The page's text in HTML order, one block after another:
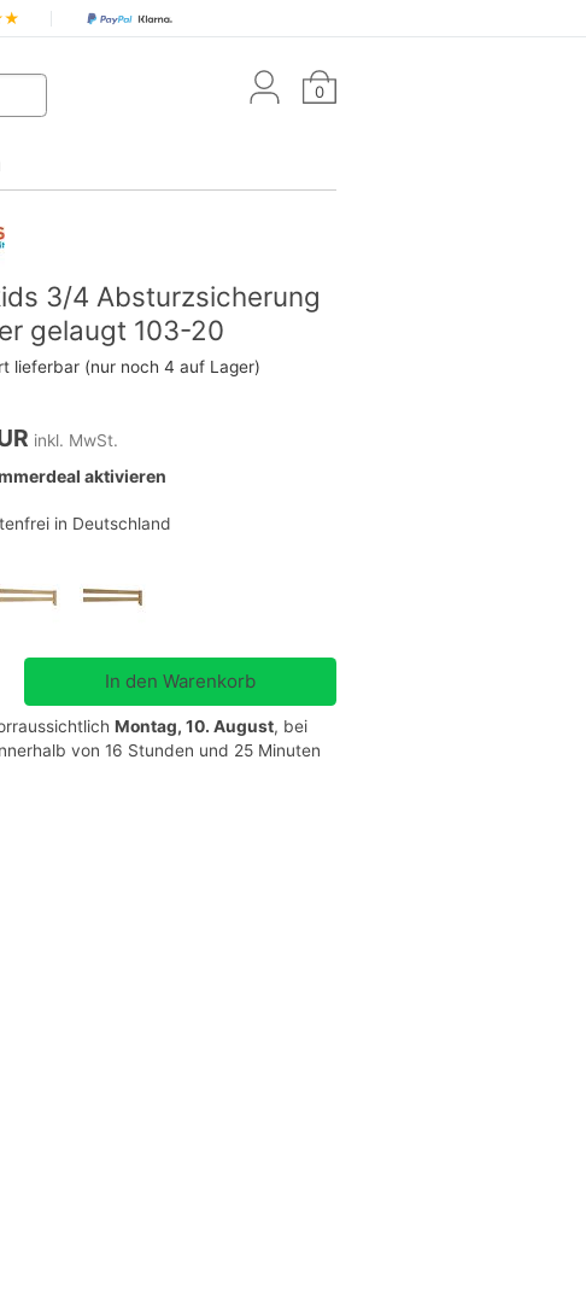
0
3/4 Absturzsicherung
gelaugt 103-20
lieferbar (nur noch 4 auf Lager)
inkl. MwSt.
aktivieren
in Deutschland
Montag, 10. August, bei
von 16 Stunden und 25 Minuten